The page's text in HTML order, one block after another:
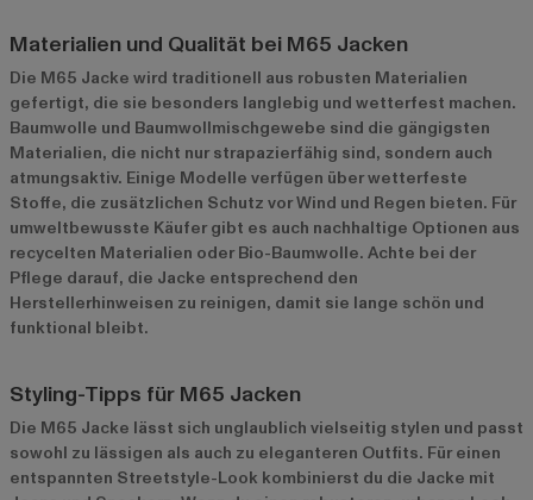
Materialien und Qualität bei M65 Jacken
Die M65 Jacke wird traditionell aus robusten Materialien
gefertigt, die sie besonders langlebig und wetterfest machen.
Baumwolle und Baumwollmischgewebe sind die gängigsten
Materialien, die nicht nur strapazierfähig sind, sondern auch
atmungsaktiv. Einige Modelle verfügen über wetterfeste
Stoffe, die zusätzlichen Schutz vor Wind und Regen bieten. Für
umweltbewusste Käufer gibt es auch nachhaltige Optionen aus
recycelten Materialien oder Bio-Baumwolle. Achte bei der
Pflege darauf, die Jacke entsprechend den
Herstellerhinweisen zu reinigen, damit sie lange schön und
funktional bleibt.
Styling-Tipps für M65 Jacken
Die M65 Jacke lässt sich unglaublich vielseitig stylen und passt
sowohl zu lässigen als auch zu eleganteren Outfits. Für einen
entspannten Streetstyle-Look kombinierst du die Jacke mit